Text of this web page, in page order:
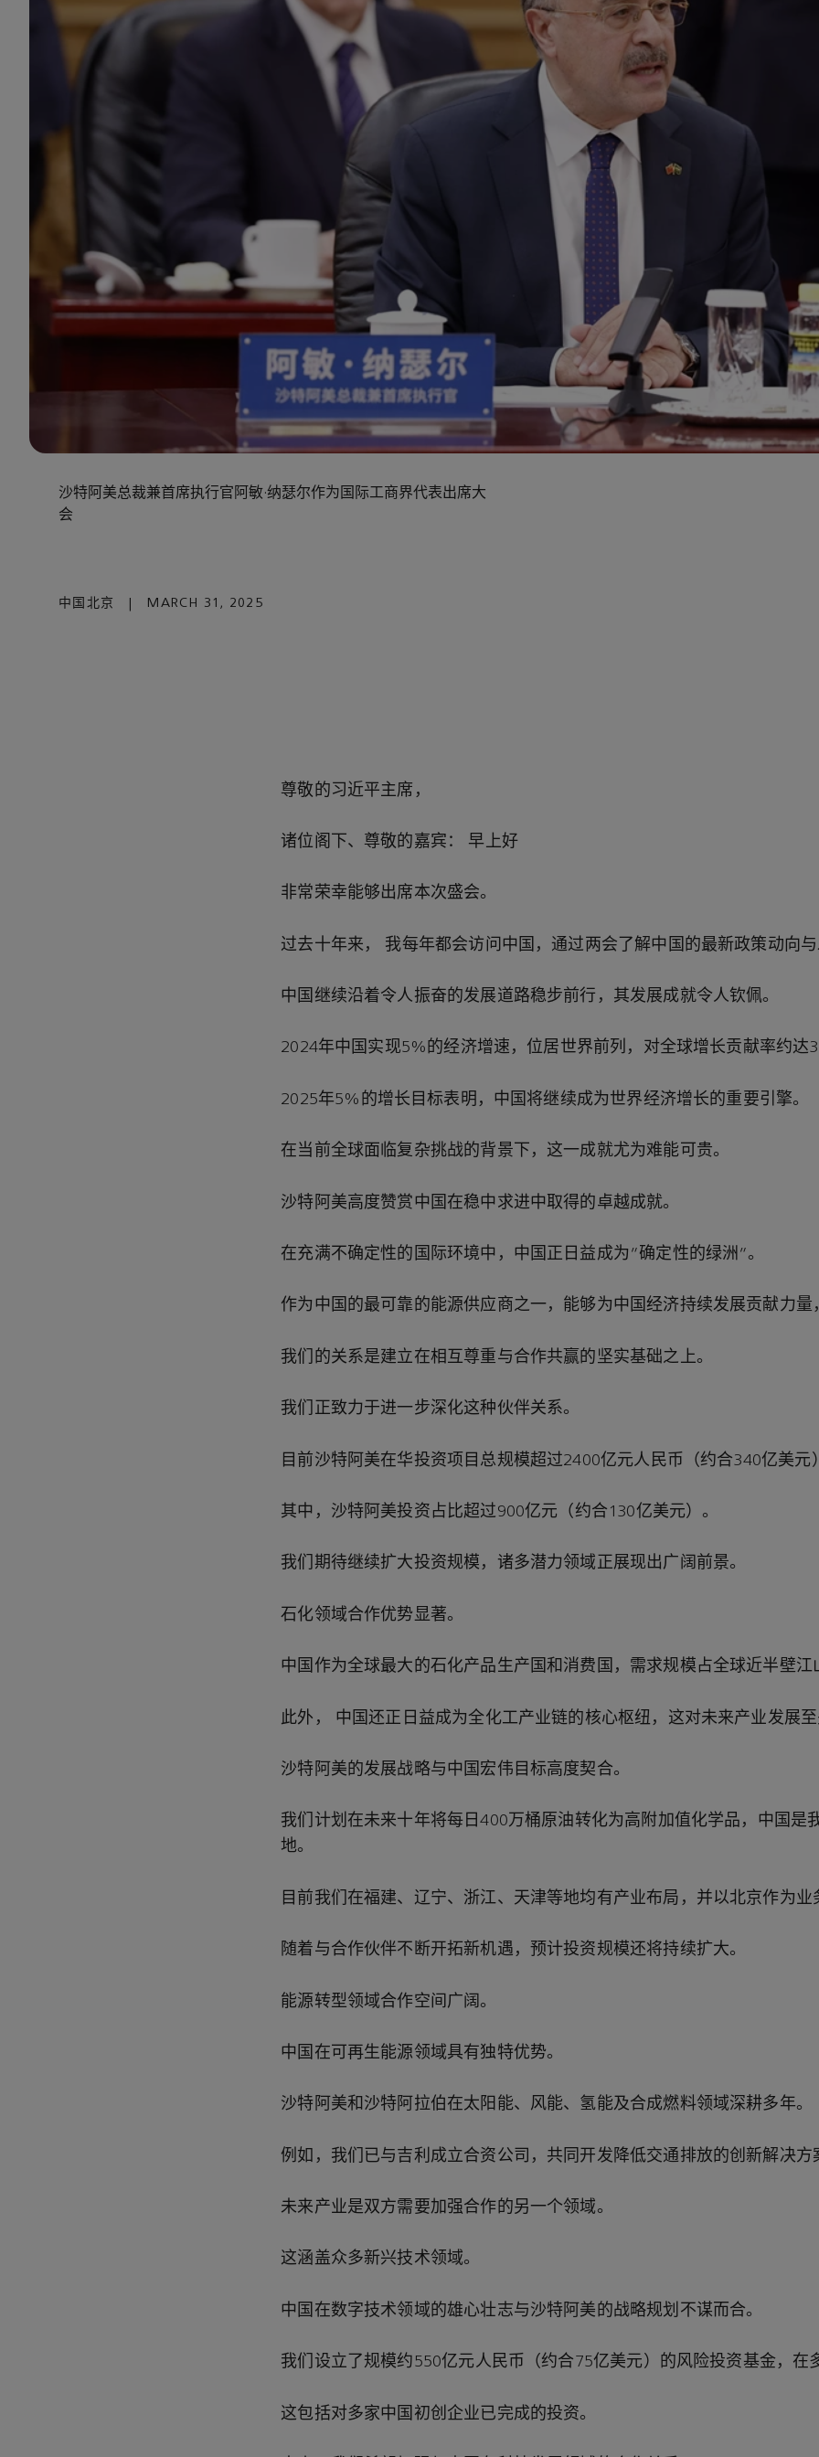
沙特阿美总裁兼首席执行官阿敏·纳瑟尔作为国际工商界代表出席大
会
中国北京 MARCH 31, 2025
尊敬的习近平主席，
诸位阁下、尊敬的嘉宾： 早上好
非常荣幸能够出席本次盛会。
过去十年来， 我每年都会访问中国，通过两会了解中国的最新政策动向与
中国继续沿着令人振奋的发展道路稳步前行，其发展成就令人钦佩。
2024年中国实现5% 的经济增速，位居世界前列，对全球增长贡献率约达
2025年5% 的增长目标表明，中国将继续成为世界经济增长的重要引擎。
在当前全球面临复杂挑战的背景下，这一成就尤为难能可贵。
沙特阿美高度赞赏中国在稳中求进中取得的卓越成就。
在充满不确定性的国际环境中，中国正日益成为“确定性的绿洲”。
作为中国的最可靠的能源供应商之一，能够为中国经济持续发展贡献力量
我们的关系是建立在相互尊重与合作共赢的坚实基础之上。
我们正致力于进一步深化这种伙伴关系。
目前沙特阿美在华投资项目总规模超过2400亿元人民币（约合340亿美元
其中，沙特阿美投资占比超过900亿元（约合 130亿美元）。
我们期待继续扩大投资规模，诸多潜力领域正展现出广阔前景。
石化领域合作优势显著。
中国作为全球最大的石化产品生产国和消费国，需求规模占全球近半壁江
此外， 中国还正日益成为全化工产业链的核心枢纽，这对未来产业发展至
沙特阿美的发展战略与中国宏伟目标高度契合。
我们计划在未来十年将每日400万桶原油转化为高附加值化学品，中国是
地。
目前我们在福建、辽宁、浙江、天津等地均有产业布局，并以北京作为业
随着与合作伙伴不断开拓新机遇，预计投资规模还将持续扩大。
能源转型领域合作空间广阔。
中国在可再生能源领域具有独特优势。
沙特阿美和沙特阿拉伯在太阳能、风能、氢能及合成燃料领域深耕多年。
例如，我们已与吉利成立合资公司，共同开发降低交通排放的创新解决方
未来产业是双方需要加强合作的另一个领域。
这涵盖众多新兴技术领域。
中国在数字技术领域的雄心壮志与沙特阿美的战略规划不谋而合。
我们设立了规模约550亿元人民币（约合 75亿美元）的风险投资基金，在
这包括对多家中国初创企业已完成的投资。